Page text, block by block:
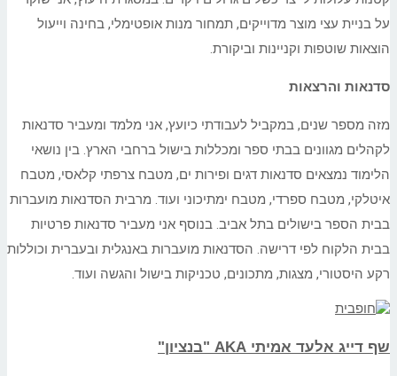
על בניית עצי מוצר מדוייקים, תמחור מנות אופטימלי, בחינה וייעול
הוצאות שוטפות וקניינות וביקורת.
סדנאות והרצאות
מזה מספר שנים, במקביל לעבודתי כיועץ, אני מלמד ומעביר סדנאות
לקהלים מגוונים בבתי ספר ומכללות בישול ברחבי הארץ. בין נושאי
הלימוד נמצאים סדנאות דגים ופירות ים, מטבח צרפתי קלאסי, מטבח
איטלקי, מטבח ספרדי, מטבח ימתיכוני ועוד. מרבית הסדנאות מועברות
בבית הספר בישולים בתל אביב. בנוסף אני מעביר סדנאות פרטיות
בבית הלקוח לפי דרישה. הסדנאות מועברות באנגלית ובעברית וכוללות
רקע היסטורי, מצגות, מתכונים, טכניקות בישול והגשה ועוד.
שף דייג אלעד אמיתי AKA "בנציון"